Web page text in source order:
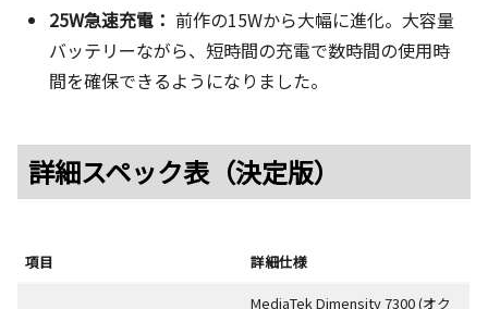
25W急速充電： 前作の15Wから大幅に進化。大容量
バッテリーながら、短時間の充電で数時間の使用時
間を確保できるようになりました。
詳細スペック表（決定版）
項目 詳細仕様
MediaTek Dimensity 7300 (オク